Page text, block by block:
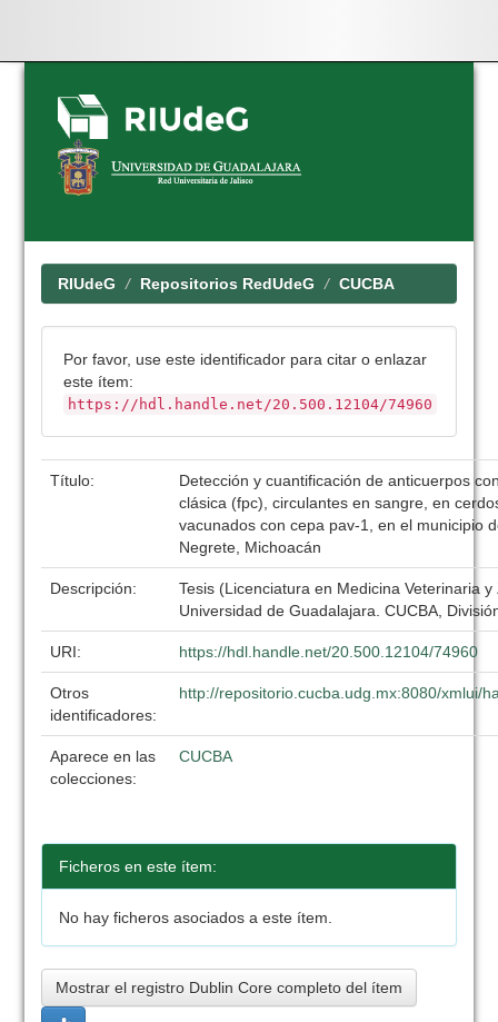
Skip
navigation
RIUdeG Repositorios RedUdeG CUCBA
Por favor, use este identificador para citar o enlazar
este ítem:
https://hdl.handle.net/20.500.12104/74960
Título:
Detección y cuantificación de anticuerpos
clásica (fpc), circulantes en sangre, en
vacunados con cepa pav-1, en el municipio
Negrete, Michoacán
Descripción:
Tesis (Licenciatura en Medicina Veterinaria
Universidad de Guadalajara. CUCBA,
URI: https://hdl.handle.net/20.500.12104/74960
Otros
identificadores:
http://repositorio.cucba.udg.mx:8080/xmlui/
Aparece en las
colecciones:
CUCBA
Ficheros en este ítem:
No hay ficheros asociados a este ítem.
Mostrar el registro Dublin Core completo del ítem